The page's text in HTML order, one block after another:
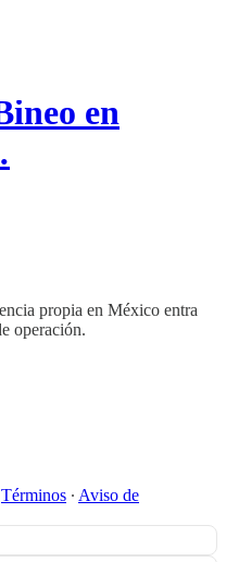
en
propia en México entra
operación.
Términos ∙ Aviso de